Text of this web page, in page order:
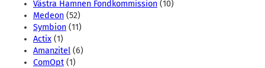
Västra Hamnen Fondkommission (10)
Medeon (52)
Symbion (11)
Actix (1)
Amanzitel (6)
ComOpt (1)